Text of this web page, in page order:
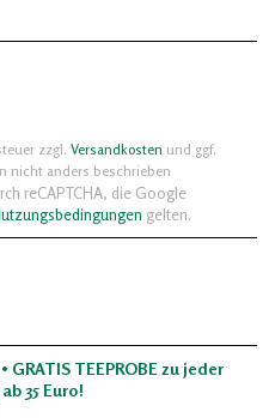
zzgl. Versandkosten und ggf.
nicht anders beschrieben
reCAPTCHA, die Google
gelten.
GRATIS TEEPROBE zu jeder
35 Euro!